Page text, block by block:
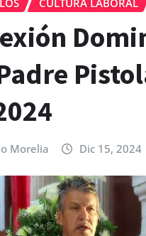
Morelia Dic 15, 2024